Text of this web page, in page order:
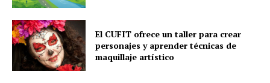
El CUFIT ofrece un taller para crear
personajes y aprender técnicas de
maquillaje artístico